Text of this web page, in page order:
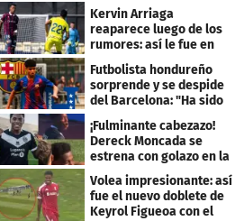
Kervin Arriaga
reaparece luego de los
rumores: así le fue en
amistoso con Levante
Futbolista hondureño
sorprende y se despide
del Barcelona: "Ha sido
un orgullo"
¡Fulminante cabezazo!
Dereck Moncada se
estrena con golazo en la
Liga de Suiza
Volea impresionante: así
fue el nuevo doblete de
Keyrol Figueoa con el